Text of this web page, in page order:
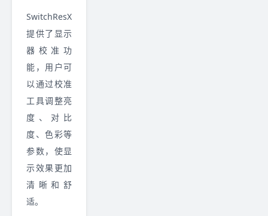
SwitchResX
提供了显示
器校准功
能，用户可
以通过校准
工具调整亮
度、对比
度、色彩等
参数，使显
示效果更加
清晰和舒
适。